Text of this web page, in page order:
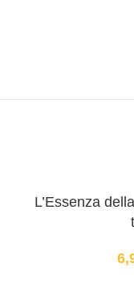
L’Essenza